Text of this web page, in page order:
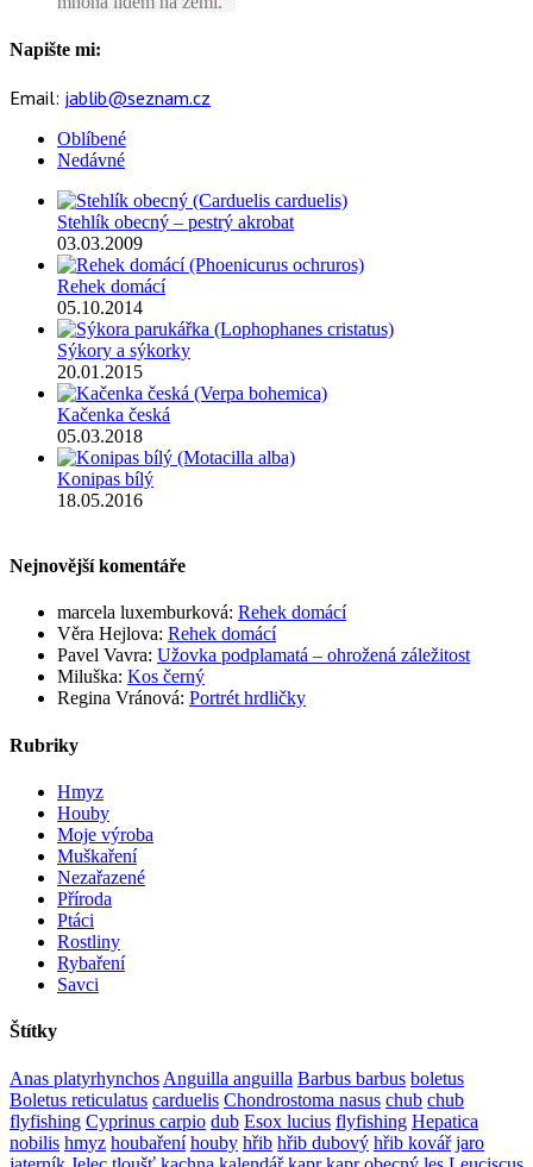
Napište mi:
Email: jablib@seznam.cz
Oblíbené
Nedávné
Stehlík obecný – pestrý akrobat
03.03.2009
Rehek domácí
05.10.2014
Sýkory a sýkorky
20.01.2015
Kačenka česká
05.03.2018
Konipas bílý
18.05.2016
Nejnovější komentáře
marcela luxemburková: Rehek domácí
Věra Hejlova: Rehek domácí
Pavel Vavra: Užovka podplamatá – ohrožená záležitost
Miluška: Kos černý
Regina Vránová: Portrét hrdličky
Rubriky
Hmyz
Houby
Moje výroba
Muškaření
Nezařazené
Příroda
Ptáci
Rostliny
Rybaření
Savci
Štítky
Anas platyrhynchos Anguilla anguilla Barbus barbus boletus
Boletus reticulatus carduelis Chondrostoma nasus chub chub
flyfishing Cyprinus carpio dub Esox lucius flyfishing Hepatica
nobilis hmyz houbaření houby hřib hřib dubový hřib kovář jaro